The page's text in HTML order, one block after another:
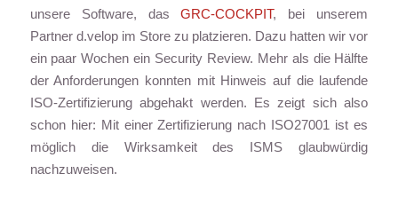
unsere Software, dasGRC-COCKPIT, bei unserem
Partner d.velop im Store zu platzieren. Dazu hatten wir vor
ein paar Wochen ein Security Review. Mehr als die Hälfte
der Anforderungen konnten mit Hinweis auf die laufende
ISO-Zertifizierung abgehakt werden. Es zeigt sich also
schon hier: Mit einer Zertifizierung nach ISO27001 ist es
möglich die Wirksamkeit des ISMS glaubwürdig
nachzuweisen.